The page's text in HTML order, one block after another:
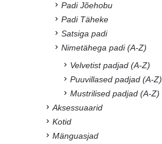
Padi Jõehobu
Padi Täheke
Satsiga padi
Nimetähega padi (A-Z)
Velvetist padjad (A-Z)
Puuvillased padjad (A-Z)
Mustrilised padjad (A-Z)
Aksessuaarid
Kotid
Mänguasjad